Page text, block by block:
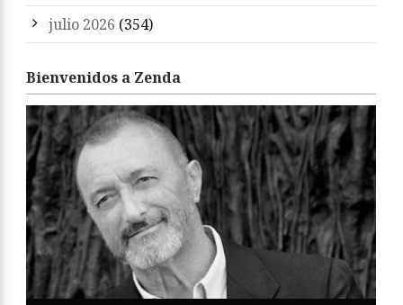
julio 2026 (354)
Bienvenidos a Zenda